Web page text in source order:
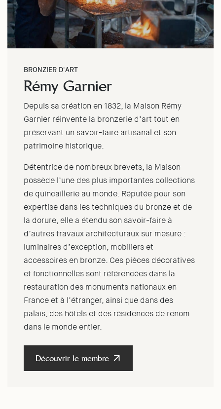
BRONZIER D'ART
Rémy Garnier
Depuis sa création en 1832, la Maison Rémy
Garnier réinvente la bronzerie d’art tout en
préservant un savoir-faire artisanal et son
patrimoine historique.
Détentrice de nombreux brevets, la Maison
possède l’une des plus importantes collections
de quincaillerie au monde. Réputée pour son
expertise dans les techniques du bronze et de
la dorure, elle a étendu son savoir-faire à
d’autres travaux architecturaux sur mesure :
luminaires d’exception, mobiliers et
accessoires en bronze. Ces pièces décoratives
et fonctionnelles sont référencées dans la
restauration des monuments nationaux en
France et à l’étranger, ainsi que dans des
palais, des hôtels et des résidences de renom
dans le monde entier.
Découvrir le membre